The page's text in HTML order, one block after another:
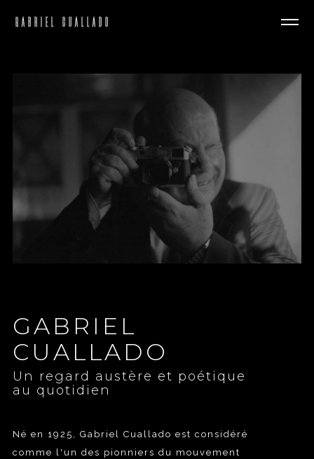
GABRIEL CUALLADO
GABRIEL
CUALLADO
Un regard austère et poétique
au quotidien
Né en 1925, Gabriel Cuallado est considéré
comme l'un des pionniers du mouvement